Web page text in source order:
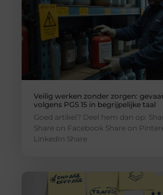
Veilig werken zonder zorgen:
volgens PGS 15 in begrijpelijke taal
Goed artikel? Deel hem dan op:
Share on Facebook Share on
LinkedIn Share